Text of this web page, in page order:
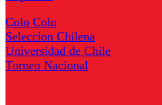
Colo Colo
Seleccion Chilena
Universidad de Chile
Torneo Nacional